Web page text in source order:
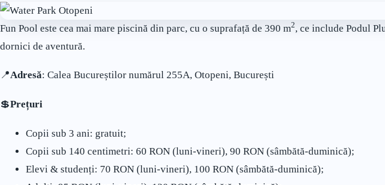
Fun Pool este cea mai mare piscină din parc, cu o suprafață de 390 m2, ce include Podul
dornici de aventură.
📍Adresă: Calea Bucureștilor numărul 255A, Otopeni, București
💲Prețuri
Copii sub 3 ani: gratuit;
Copii sub 140 centimetri: 60 RON (luni-vineri), 90 RON (sâmbătă-duminică);
Elevi & studenți: 70 RON (luni-vineri), 100 RON (sâmbătă-duminică);